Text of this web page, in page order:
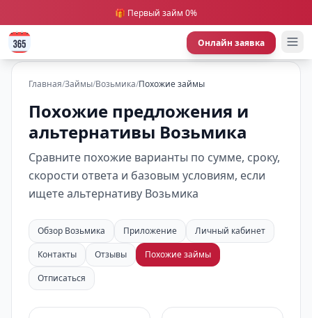
🎁 Первый займ 0%
Онлайн заявка
Главная/Займы/Возьмика/Похожие займы
Похожие предложения и
альтернативы Возьмика
Сравните похожие варианты по сумме, сроку,
скорости ответа и базовым условиям, если
ищете альтернативу Возьмика
Обзор Возьмика Приложение
Личный кабинет
Контакты
Отзывы
Похожие займы
Отписаться